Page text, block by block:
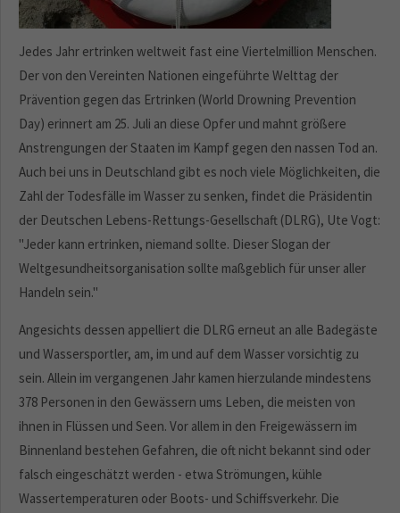
Jedes Jahr ertrinken weltweit fast eine Viertelmillion Menschen.
Der von den Vereinten Nationen eingeführte Welttag der
Prävention gegen das Ertrinken (World Drowning Prevention
Day) erinnert am 25. Juli an diese Opfer und mahnt größere
Anstrengungen der Staaten im Kampf gegen den nassen Tod an.
Auch bei uns in Deutschland gibt es noch viele Möglichkeiten, die
Zahl der Todesfälle im Wasser zu senken, findet die Präsidentin
der Deutschen Lebens-Rettungs-Gesellschaft (DLRG), Ute Vogt:
"Jeder kann ertrinken, niemand sollte. Dieser Slogan der
Weltgesundheitsorganisation sollte maßgeblich für unser aller
Handeln sein."
Angesichts dessen appelliert die DLRG erneut an alle Badegäste
und Wassersportler, am, im und auf dem Wasser vorsichtig zu
sein. Allein im vergangenen Jahr kamen hierzulande mindestens
378 Personen in den Gewässern ums Leben, die meisten von
ihnen in Flüssen und Seen. Vor allem in den Freigewässern im
Binnenland bestehen Gefahren, die oft nicht bekannt sind oder
falsch eingeschätzt werden - etwa Strömungen, kühle
Wassertemperaturen oder Boots- und Schiffsverkehr. Die